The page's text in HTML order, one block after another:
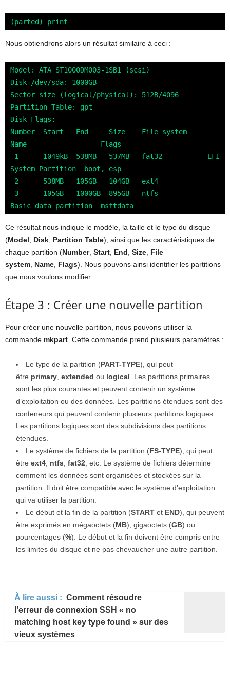
(parted) print
Nous obtiendrons alors un résultat similaire à ceci :
Model: ATA ST1000DM003-1SB1 (scsi)
Disk /dev/sda: 1000GB
Sector size (logical/physical): 512B/4096
Partition Table: gpt
Disk Flags:
Number  Start   End     Size    File system
Name                  Flags
System Partition  boot, esp
Ce résultat nous indique le modèle, la taille et le type du disque
(Model Disk Partition Table), ainsi que les caractéristiques de
chaque partition (Number, Start End Size File
system Name Flags). Nous pouvons ainsi identifier les partitions
que nous voulons modifier.
Étape 3 : Créer une nouvelle partition
Pour créer une nouvelle partition, nous pouvons utiliser la
commande mkpart . Cette commande prend plusieurs paramètres :
Le type de la partition (PART-TYPE), qui peut
être primary extended ou logical . Les partitions primaires
sont les plus courantes et peuvent contenir un système
d’exploitation ou des données. Les partitions étendues sont des
conteneurs qui peuvent contenir plusieurs partitions logiques.
Les partitions logiques sont des subdivisions des partitions
étendues.
Le système de fichiers de la partition (FS-TYPE), qui peut
être ext4 ntfs fat32 , etc. Le système de fichiers détermine
comment les données sont organisées et stockées sur la
partition. Il doit être compatible avec le système d’exploitation
qui va utiliser la partition.
Le début et la fin de la partition (START et END), qui peuvent
être exprimés en mégaoctets (MB), gigaoctets (GB) ou
pourcentages (%). Le début et la fin doivent être compris entre
les limites du disque et ne pas chevaucher une autre partition.
À lire aussi : Comment résoudre
l’erreur de connexion SSH « no
matching host key type found » sur des
vieux systèmes